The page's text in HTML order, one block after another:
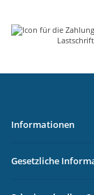
Informationen
Gesetzliche